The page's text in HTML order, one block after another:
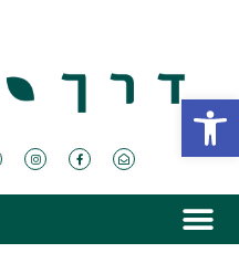
פתח סרגל נגישות